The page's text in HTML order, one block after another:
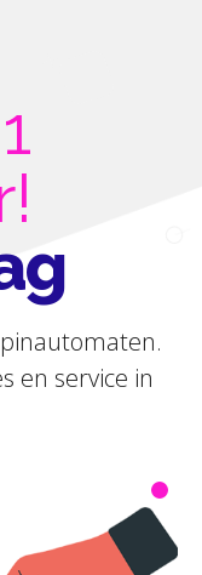
en service in